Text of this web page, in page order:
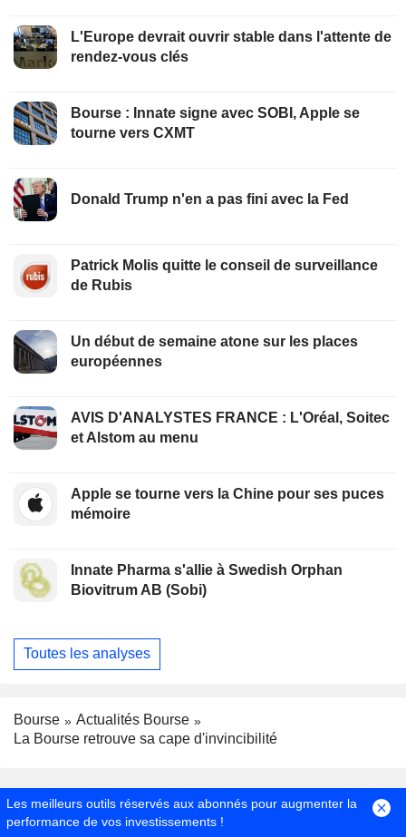
L'Europe devrait ouvrir stable dans l'attente de
rendez-vous clés
Bourse : Innate signe avec SOBI, Apple se
tourne vers CXMT
Donald Trump n'en a pas fini avec la Fed
Patrick Molis quitte le conseil de surveillance
de Rubis
Un début de semaine atone sur les places
européennes
AVIS D'ANALYSTES FRANCE : L'Oréal, Soitec
et Alstom au menu
Apple se tourne vers la Chine pour ses puces
mémoire
Innate Pharma s'allie à Swedish Orphan
Biovitrum AB (Sobi)
Toutes les analyses
Bourse
Actualités Bourse
La Bourse retrouve sa cape d'invincibilité
Les meilleurs outils réservés aux abonnés pour augmenter la
performance de vos investissements !